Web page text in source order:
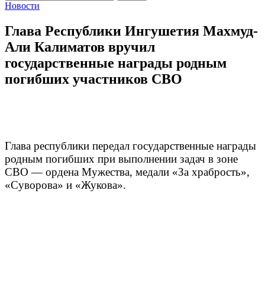
Новости
Глава Республики Ингушетия Махмуд-
Али Калиматов вручил
государственные награды родным
погибших участников СВО
Глава республики передал государственные награды
родным погибших при выполнении задач в зоне
СВО — ордена Мужества, медали «За храбрость»,
«Суворова» и «Жукова».